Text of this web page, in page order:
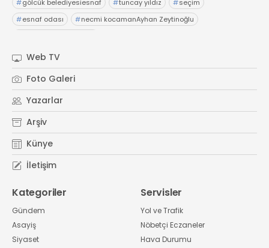
#gölcük belediyesiesnaf #tuncay yıldız #seçim
#esnaf odası #necmi kocamanAyhan Zeytinoğlu
Web TV
Foto Galeri
Yazarlar
Arşiv
Künye
İletişim
Kategoriler
Gündem
Asayiş
Siyaset
Servisler
Yol ve Trafik
Nöbetçi Eczaneler
Hava Durumu